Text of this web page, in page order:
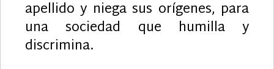
apellido y niega sus orígenes, para
una sociedad que humilla y
discrimina.